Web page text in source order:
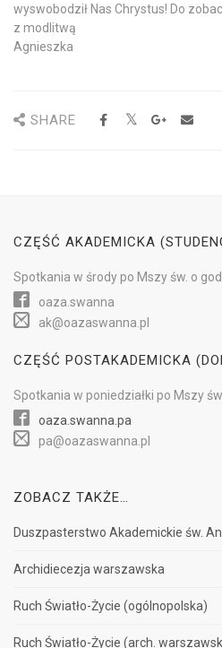
wyswobodził Nas Chrystus! Do
z modlitwą
Agnieszka
SHARE
CZĘŚĆ AKADEMICKA
Spotkania w środypo Mszy św. o
oaza.swanna
ak@oazaswanna.pl
CZĘŚĆ POSTAKADEMICKA
Spotkania w poniedziałki po Mszy św.
oaza.swanna.pa
pa@oazaswanna.pl
ZOBACZ TAKŻE…
Duszpasterstwo Akademickie św.
Archidiecezja warszawska
Ruch Światło-Życie (ogólnopolska)
Ruch Światło-Życie (arch.